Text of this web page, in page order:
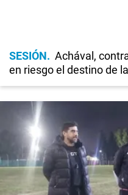
SESIÓN
Achával,
en riesgo el destino de